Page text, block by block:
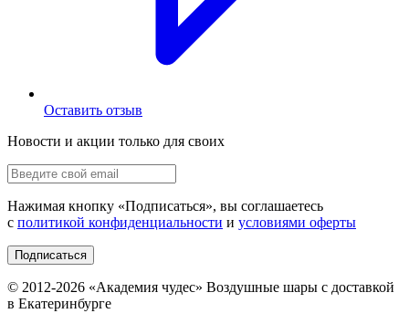
Оставить отзыв
Новости и акции только для своих
Нажимая кнопку «Подписаться», вы соглашаетесь
с политикой конфиденциальности и условиями оферты
Подписаться
© 2012-2026 «Академия чудес» Воздушные шары с доставкой
в Екатеринбурге